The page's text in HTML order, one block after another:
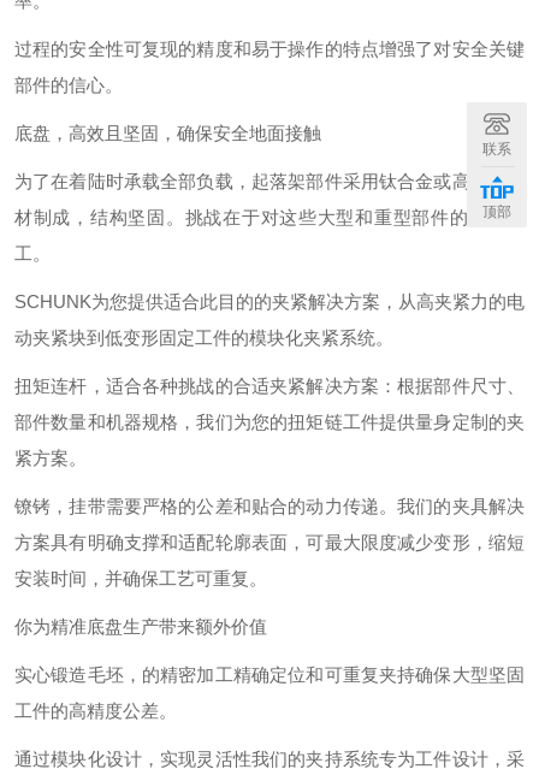
过程的安全性可复现的精度和易于操作的特点增强了对安全关键
部件的信心。
底盘，高效且坚固，确保安全地面接触
为了在着陆时承载全部负载，起落架部件采用钛合金或高强度钢
材制成，结构坚固。挑战在于对这些大型和重型部件的精确加
工。
SCHUNK为您提供适合此目的的夹紧解决方案，从高夹紧力的电
动夹紧块到低变形固定工件的模块化夹紧系统。
扭矩连杆，适合各种挑战的合适夹紧解决方案：根据部件尺寸、
部件数量和机器规格，我们为您的扭矩链工件提供量身定制的夹
紧方案。
镣铐，挂带需要严格的公差和贴合的动力传递。我们的夹具解决
方案具有明确支撑和适配轮廓表面，可最大限度减少变形，缩短
安装时间，并确保工艺可重复。
你为精准底盘生产带来额外价值
实心锻造毛坯，的精密加工精确定位和可重复夹持确保大型坚固
工件的高精度公差。
通过模块化设计，实现灵活性我们的夹持系统专为工件设计，采
联系
顶部